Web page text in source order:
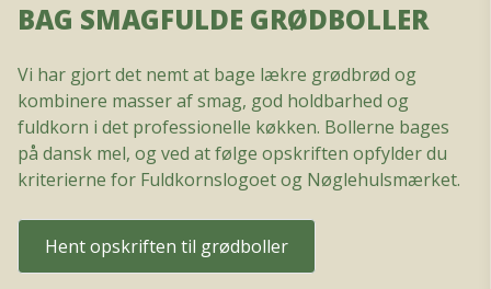
BAG SMAGFULDE GRØDBOLLER
Vi har gjort det nemt at bage lækre grødbrød og
kombinere masser af smag, god holdbarhed og
fuldkorn i det professionelle køkken. Bollerne bages
på dansk mel, og ved at følge opskriften opfylder du
kriterierne for Fuldkornslogoet og Nøglehulsmærket.
Hent opskriften til grødboller